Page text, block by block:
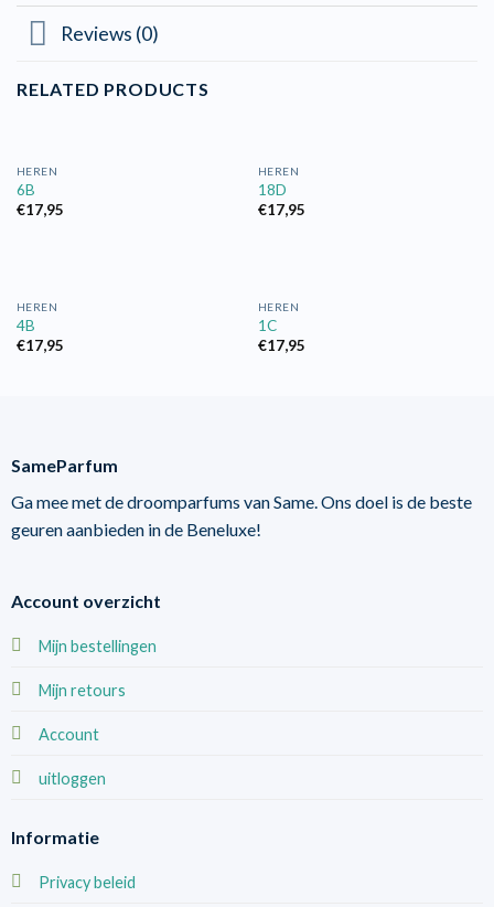
Reviews (0)
RELATED PRODUCTS
HEREN
6B
€17,95
HEREN
18D
€17,95
HEREN
4B
€17,95
HEREN
1C
€17,95
SameParfum
Ga mee met de droomparfums van Same. Ons doel is de beste
geuren aanbieden in de Beneluxe!
Account overzicht
Mijn bestellingen
Mijn retours
Account
uitloggen
Informatie
Privacy beleid